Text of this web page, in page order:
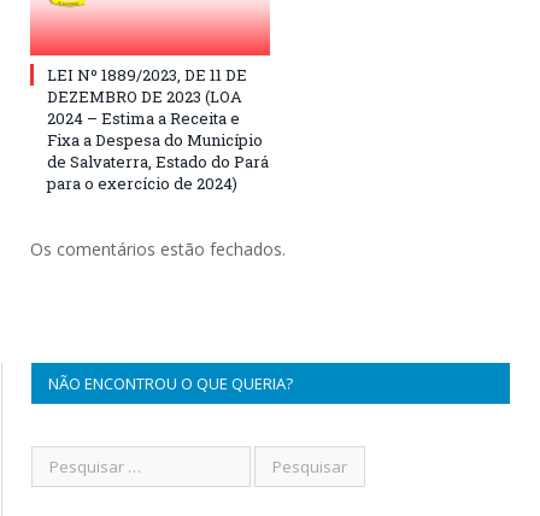
LEI Nº 1889/2023, DE 11 DE
DEZEMBRO DE 2023 (LOA
2024 – Estima a Receita e
Fixa a Despesa do Município
de Salvaterra, Estado do Pará
para o exercício de 2024)
Os comentários estão fechados.
NÃO ENCONTROU O QUE QUERIA?